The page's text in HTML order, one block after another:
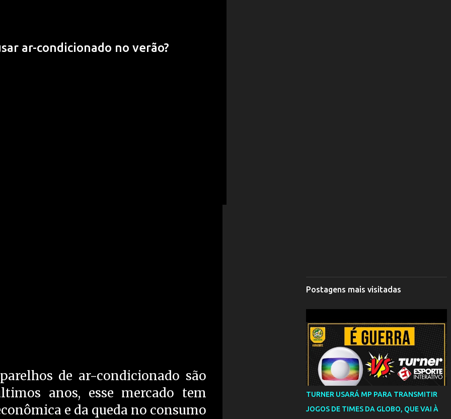
ar-condicionado no verão?
de ar-condicionado são
anos, esse mercado tem
e da queda no consumo
Postagens mais visitadas
TURNER USARÁ MP PARA TRANSMITIR
JOGOS DE TIMES DA GLOBO, QUE VAI À